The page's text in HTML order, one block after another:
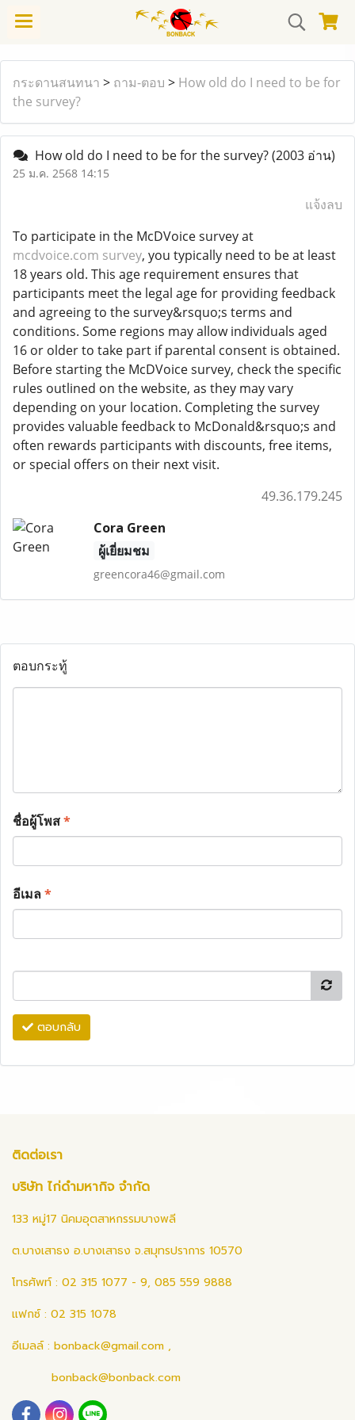
กระดานสนทนา > ถาม-ตอบ > How old do I need to be for
the survey?
How old do I need to be for the survey?(2003 อ่าน)
25 ม.ค. 2568 14:15
แจ้งลบ
To participate in the McDVoice survey at
mcdvoice.com survey, you typically need to be at least
18 years old. This age requirement ensures that
participants meet the legal age for providing feedback
and agreeing to the survey&rsquo;s terms and
conditions. Some regions may allow individuals aged
16 or older to take part if parental consent is obtained.
Before starting the McDVoice survey, check the specific
rules outlined on the website, as they may vary
depending on your location. Completing the survey
provides valuable feedback to McDonald&rsquo;s and
often rewards participants with discounts, free items,
or special offers on their next visit.
49.36.179.245
Cora Green
ผู้เยี่ยมชม
greencora46@gmail.com
ตอบกระทู้
ชื่อผู้โพส*
อีเมล*
ตอบกลับ
ติดต่อเรา
บริษัท ไก่ดำมหากิจ จำกัด
133 หมู่17 นิคมอุตสาหกรรมบางพลี
ต.บางเสาธง อ.บางเสาธง จ.สมุทรปราการ 10570
โทรศัพท์ : 02 315 1077 - 9, 085 559 9888
แฟกซ์ : 02 315 1078
อีเมลล์ : bonback@gmail.com ,
bonback@bonback.com